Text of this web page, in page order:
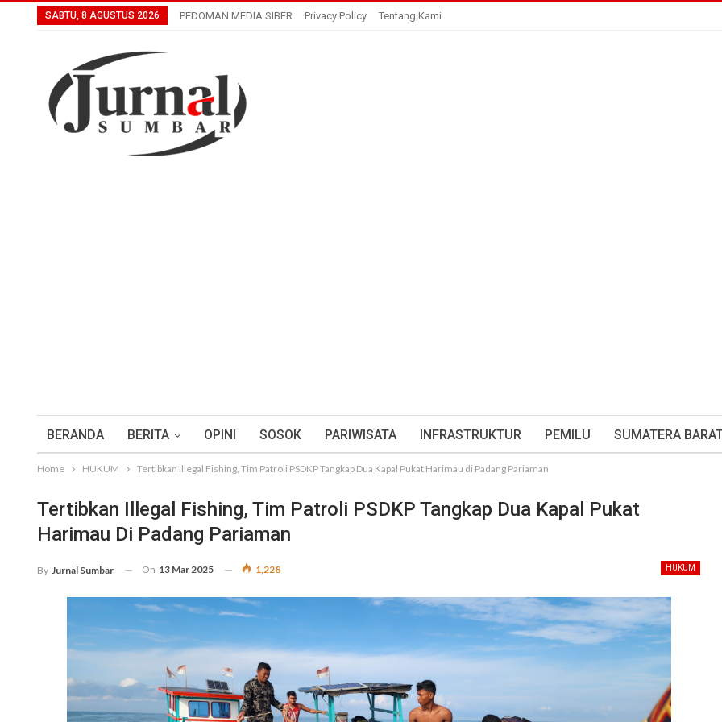
SABTU, 8 AGUSTUS 2026 PEDOMAN MEDIA SIBER Privacy Policy Tentang Kami
BERANDA BERITA OPINI SOSOK PARIWISATA INFRASTRUKTUR PEMILU SUMATERA
Home HUKUM Tertibkan Illegal Fishing, Tim Patroli PSDKP Tangkap Dua Kapal Pukat Harimau di Padang Pariaman
Tertibkan Illegal Fishing, Tim Patroli PSDKP Tangkap Dua Kapal Pukat
Harimau Di Padang Pariaman
HUKUM
By Jurnal Sumbar On 13 Mar 2025 1,228